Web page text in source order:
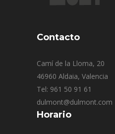
Contacto
Camí de la Lloma, 20
46960 Aldaia, Valencia
Tel: 961 50 91 61
dulmont@dulmont.com
Horario